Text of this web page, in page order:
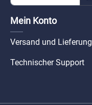
Mein Konto
Versand und Lieferung
Technischer Support